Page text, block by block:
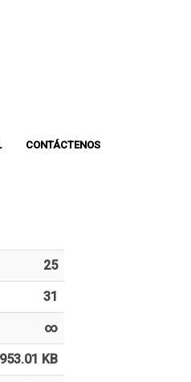
CONTÁCTENOS
25
31
∞
953.01 KB